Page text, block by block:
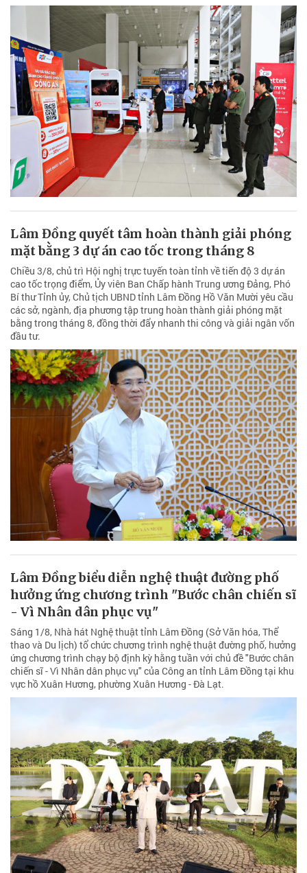
Lâm Đồng quyết tâm hoàn thành giải phóng
mặt bằng 3 dự án cao tốc trong tháng 8
Chiều 3/8, chủ trì Hội nghị trực tuyến toàn tỉnh về tiến độ 3 dự án
cao tốc trọng điểm, Ủy viên Ban Chấp hành Trung ương Đảng, Phó
Bí thư Tỉnh ủy, Chủ tịch UBND tỉnh Lâm Đồng Hồ Văn Mười yêu cầu
các sở, ngành, địa phương tập trung hoàn thành giải phóng mặt
bằng trong tháng 8, đồng thời đẩy nhanh thi công và giải ngân vốn
đầu tư.
Lâm Đồng biểu diễn nghệ thuật đường phố
hưởng ứng chương trình "Bước chân chiến sĩ
- Vì Nhân dân phục vụ"
Sáng 1/8, Nhà hát Nghệ thuật tỉnh Lâm Đồng (Sở Văn hóa, Thể
thao và Du lịch) tổ chức chương trình nghệ thuật đường phố, hưởng
ứng chương trình chạy bộ định kỳ hằng tuần với chủ đề "Bước chân
chiến sĩ - Vì Nhân dân phục vụ" của Công an tỉnh Lâm Đồng tại khu
vực hồ Xuân Hương, phường Xuân Hương - Đà Lạt.